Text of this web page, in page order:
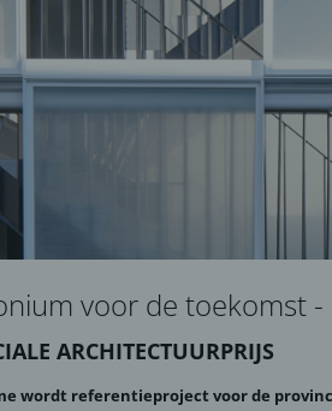
voor de toekomst
ARCHITECTUURPRIJS
wordt referentieproject voor de